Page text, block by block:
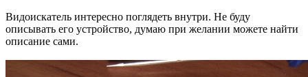
Видоискатель интересно поглядеть внутри. Не буду
описывать его устройство, думаю при желании можете найти
описание сами.